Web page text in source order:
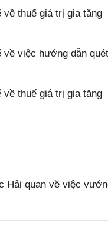
về thuế giá trị gia tăng
về việc hướng dẫn
về thuế giá trị gia tăng
Hải quan về việc